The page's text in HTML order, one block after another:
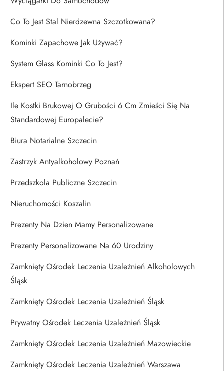
Co To Jest Stal Nierdzewna Szczotkowana?
Kominki Zapachowe Jak Używać?
System Glass Kominki Co To Jest?
Ekspert SEO Tarnobrzeg
Ile Kostki Brukowej O Grubości 6 Cm Zmieści Się Na
Standardowej Europalecie?
Biura Notarialne Szczecin
Zastrzyk Antyalkoholowy Poznań
Przedszkola Publiczne Szczecin
Nieruchomości Koszalin
Prezenty Na Dzien Mamy Personalizowane
Prezenty Personalizowane Na 60 Urodziny
Zamknięty Ośrodek Leczenia Uzależnień Alkoholowych
Śląsk
Zamknięty Ośrodek Leczenia Uzależnień Śląsk
Prywatny Ośrodek Leczenia Uzależnień Śląsk
Zamknięty Ośrodek Leczenia Uzależnień Mazowieckie
Zamknięty Ośrodek Leczenia Uzależnień Warszawa